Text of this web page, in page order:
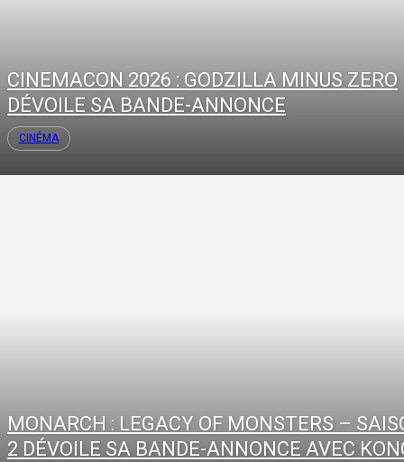
CINEMACON 2026 : GODZILLA MINUS ZERO
DÉVOILE SA BANDE-ANNONCE
CINÉMA
MONARCH : LEGACY OF MONSTERS –
2 DÉVOILE SA BANDE-ANNONCE AVEC